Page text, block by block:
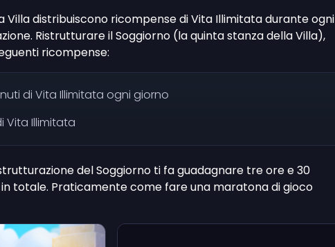
Villa distribuiscono ricompense di Vita Illimitata durante ogni
Ristrutturare il Soggiorno (la quinta stanza della Villa),
ricompense:
di Vita Illimitata ogni giorno
Vita Illimitata
del Soggiorno ti fa guadagnare tre ore e 30
totale. Praticamente come fare una maratona di gioco